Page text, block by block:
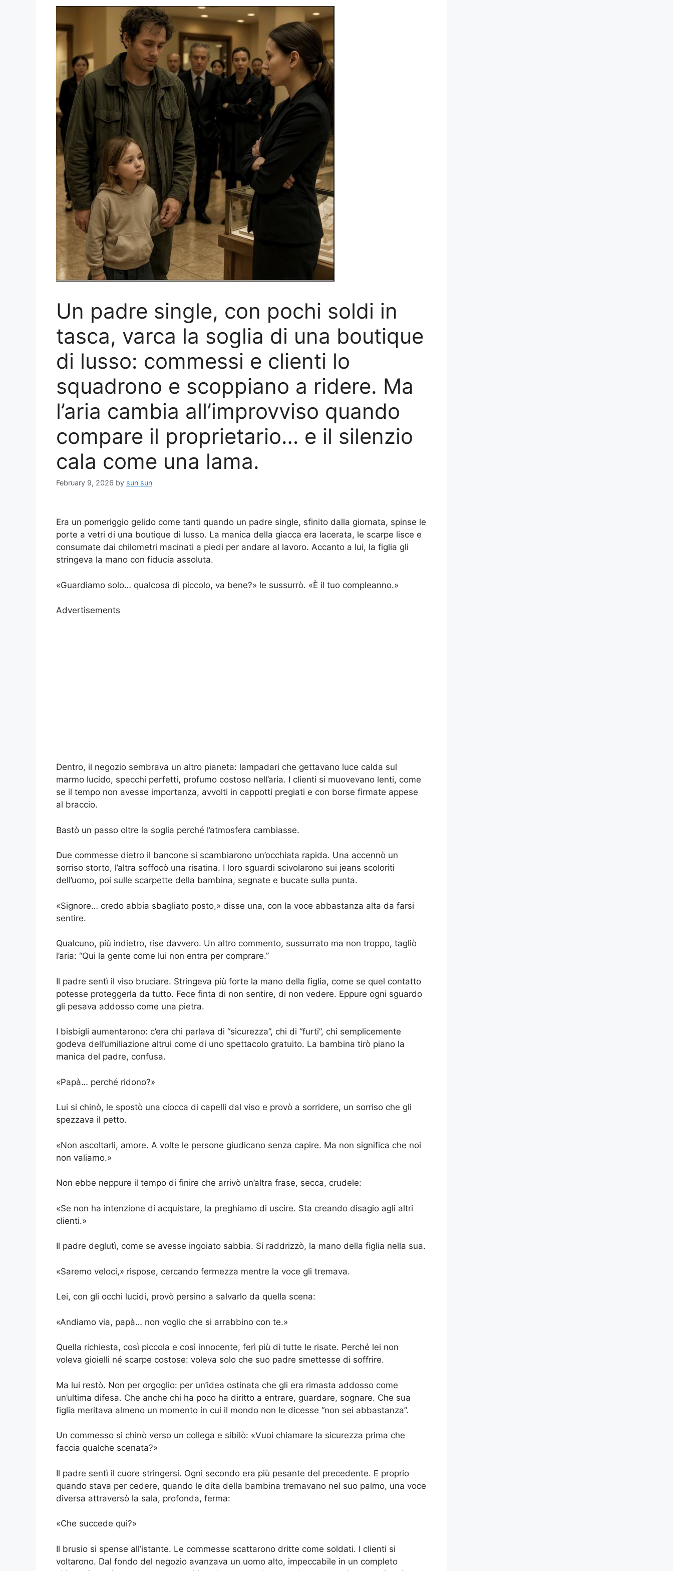
Un padre single, con pochi soldi in
tasca, varca la soglia di una boutique
di lusso: commessi e clienti lo
squadrono e scoppiano a ridere. Ma
l’aria cambia all’improvviso quando
compare il proprietario… e il silenzio
cala come una lama.
February 9, 2026 by sun sun
Era un pomeriggio gelido come tanti quando un padre single, sfinito dalla giornata, spinse le
porte a vetri di una boutique di lusso. La manica della giacca era lacerata, le scarpe lisce e
consumate dai chilometri macinati a piedi per andare al lavoro. Accanto a lui, la figlia gli
stringeva la mano con fiducia assoluta.
«Guardiamo solo… qualcosa di piccolo, va bene?» le sussurrò. «È il tuo compleanno.»
Advertisements
Dentro, il negozio sembrava un altro pianeta: lampadari che gettavano luce calda sul
marmo lucido, specchi perfetti, profumo costoso nell’aria. I clienti si muovevano lenti, come
se il tempo non avesse importanza, avvolti in cappotti pregiati e con borse firmate appese
al braccio.
Bastò un passo oltre la soglia perché l’atmosfera cambiasse.
Due commesse dietro il bancone si scambiarono un’occhiata rapida. Una accennò un
sorriso storto, l’altra soffocò una risatina. I loro sguardi scivolarono sui jeans scoloriti
dell’uomo, poi sulle scarpette della bambina, segnate e bucate sulla punta.
«Signore… credo abbia sbagliato posto,» disse una, con la voce abbastanza alta da farsi
sentire.
Qualcuno, più indietro, rise davvero. Un altro commento, sussurrato ma non troppo, tagliò
l’aria: “Qui la gente come lui non entra per comprare.”
Il padre sentì il viso bruciare. Stringeva più forte la mano della figlia, come se quel contatto
potesse proteggerla da tutto. Fece finta di non sentire, di non vedere. Eppure ogni sguardo
gli pesava addosso come una pietra.
I bisbigli aumentarono: c’era chi parlava di “sicurezza”, chi di “furti”, chi semplicemente
godeva dell’umiliazione altrui come di uno spettacolo gratuito. La bambina tirò piano la
manica del padre, confusa.
«Papà… perché ridono?»
Lui si chinò, le spostò una ciocca di capelli dal viso e provò a sorridere, un sorriso che gli
spezzava il petto.
«Non ascoltarli, amore. A volte le persone giudicano senza capire. Ma non significa che noi
non valiamo.»
Non ebbe neppure il tempo di finire che arrivò un’altra frase, secca, crudele:
«Se non ha intenzione di acquistare, la preghiamo di uscire. Sta creando disagio agli altri
clienti.»
Il padre deglutì, come se avesse ingoiato sabbia. Si raddrizzò, la mano della figlia nella sua.
«Saremo veloci,» rispose, cercando fermezza mentre la voce gli tremava.
Lei, con gli occhi lucidi, provò persino a salvarlo da quella scena:
«Andiamo via, papà… non voglio che si arrabbino con te.»
Quella richiesta, così piccola e così innocente, ferì più di tutte le risate. Perché lei non
voleva gioielli né scarpe costose: voleva solo che suo padre smettesse di soffrire.
Ma lui restò. Non per orgoglio: per un’idea ostinata che gli era rimasta addosso come
un’ultima difesa. Che anche chi ha poco ha diritto a entrare, guardare, sognare. Che sua
figlia meritava almeno un momento in cui il mondo non le dicesse “non sei abbastanza”.
Un commesso si chinò verso un collega e sibilò: «Vuoi chiamare la sicurezza prima che
faccia qualche scenata?»
Il padre sentì il cuore stringersi. Ogni secondo era più pesante del precedente. E proprio
quando stava per cedere, quando le dita della bambina tremavano nel suo palmo, una voce
diversa attraversò la sala, profonda, ferma:
«Che succede qui?»
Il brusio si spense all’istante. Le commesse scattarono dritte come soldati. I clienti si
voltarono. Dal fondo del negozio avanzava un uomo alto, impeccabile in un completo